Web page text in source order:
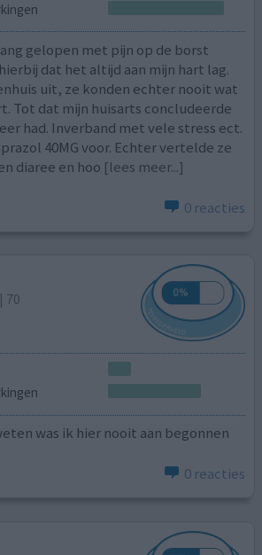
gelopen met pijn op de borst
dat het altijd aan mijn hart lag.
uit, ze konden echter nooit wat
Tot dat mijn huisarts concludeerde
had. Inverband met vele stress ect.
40MG voor. Echter vertelde ze
diaree en hoo [lees meer...]
0 reacties
70
was ik hier nooit aan begonnen
0 reacties